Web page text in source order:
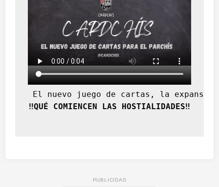
El nuevo juego de cartas, la
‼️QUÉ COMIENCEN LAS HOSTIALIDADES‼️
PUBLICIDAD